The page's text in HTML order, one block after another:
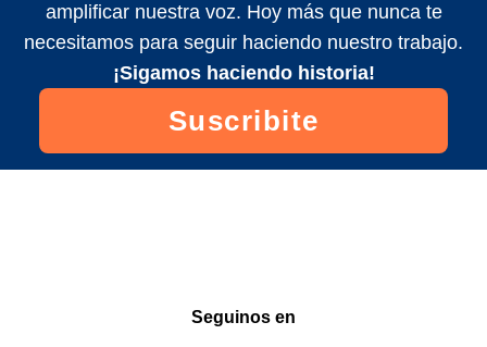
amplificar nuestra voz. Hoy más que nunca te
necesitamos para seguir haciendo nuestro trabajo.
¡Sigamos haciendo historia!
Suscribite
Seguinos en